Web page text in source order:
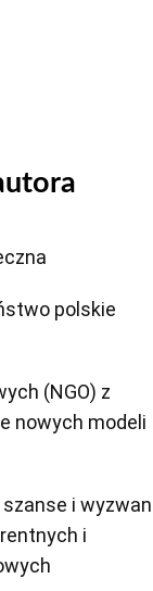
polskie
(NGO) z
nowych modeli
i
i